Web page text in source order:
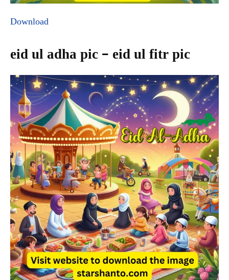
Download
eid ul adha pic – eid ul fitr pic